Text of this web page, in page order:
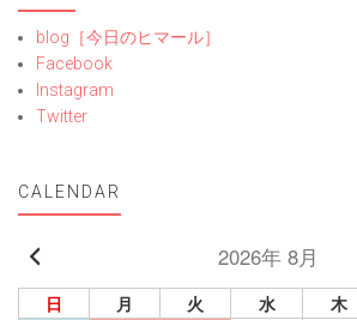
blog［今日のヒマール］
Facebook
Instagram
Twitter
CALENDAR
2026年 8月
日 月 火 水 木